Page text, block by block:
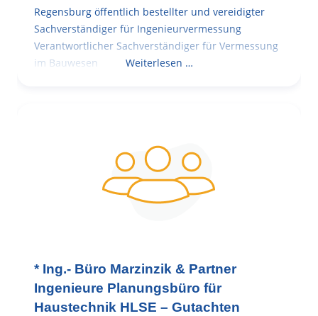
Regensburg öffentlich bestellter und vereidigter
Sachverständiger für Ingenieurvermessung
Verantwortlicher Sachverständiger für Vermessung
im Bauwesen
Weiterlesen …
* Ing.- Büro Marzinzik & Partner
Ingenieure Planungsbüro für
Haustechnik HLSE – Gutachten